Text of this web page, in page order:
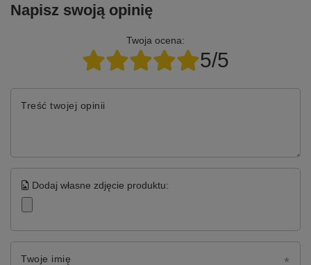
Napisz swoją opinię
Twoja ocena:
5/5
Treść twojej opinii
Dodaj własne zdjęcie produktu:
Twoje imię